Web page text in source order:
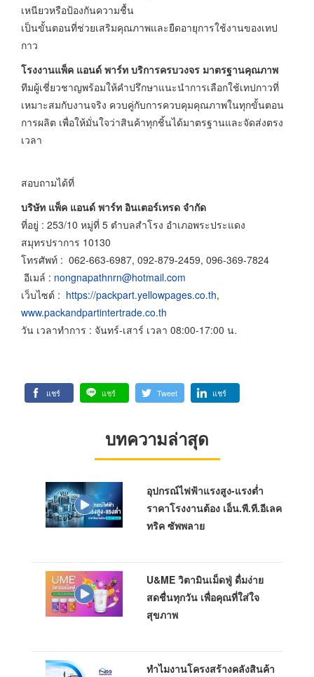
เหนียวหรือป้องกันความชื้น
เป็นขั้นตอนที่ช่วยเสริมคุณภาพและยืดอายุการใช้งานของเทป
กาว
โรงงานแพ็ค แอนด์ พาร์ท บริการครบวงจร มาตรฐานคุณภาพ
ทีมผู้เชี่ยวชาญพร้อมให้คำปรึกษาแนะนำการเลือกใช้เทปกาวที่
เหมาะสมกับงานจริง ควบคู่กับการควบคุมคุณภาพในทุกขั้นตอน
การผลิต เพื่อให้มั่นใจว่าสินค้าทุกชิ้นได้มาตรฐานและจัดส่งตรง
เวลา
สอบถามได้ที่
บริษัท แพ็ค แอนด์ พาร์ท อินเตอร์เทรด จำกัด
ที่อยู่ : 253/10 หมู่ที่ 5 ตำบลสำโรง อำเภอพระประแดง
สมุทรปราการ 10130
โทรศัพท์ : 062-663-6987, 092-879-2459, 096-369-7824
อีเมล์ : nongnapathnrn@hotmail.com
เว็บไซต์ : https://packpart.yellowpages.co.th,
www.packandpartintertrade.co.th
วัน เวลาทำการ : จันทร์-เสาร์ เวลา 08:00-17:00 น.
แชร์ แชร์ Tweet แชร์
บทความล่าสุด
อุปกรณ์ไฟฟ้าแรงสูง-แรงต่ำ
ราคาโรงงานต้อง เอ็น.พี.ที.อีเลค
ทริค ซัพพลาย
U&ME วิตามินเม็ดฟู่ ดื่มง่าย
สดชื่นทุกวัน เพื่อคุณที่ใส่ใจ
สุขภาพ
ทำไมงานโครงสร้างคลังสินค้า